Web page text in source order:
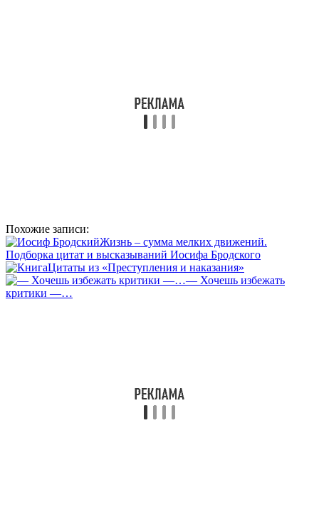
Похожие записи:
Жизнь – сумма мелких движений.
Подборка цитат и высказываний Иосифа Бродского
Цитаты из «Преступления и наказания»
— Хочешь избежать
критики —…